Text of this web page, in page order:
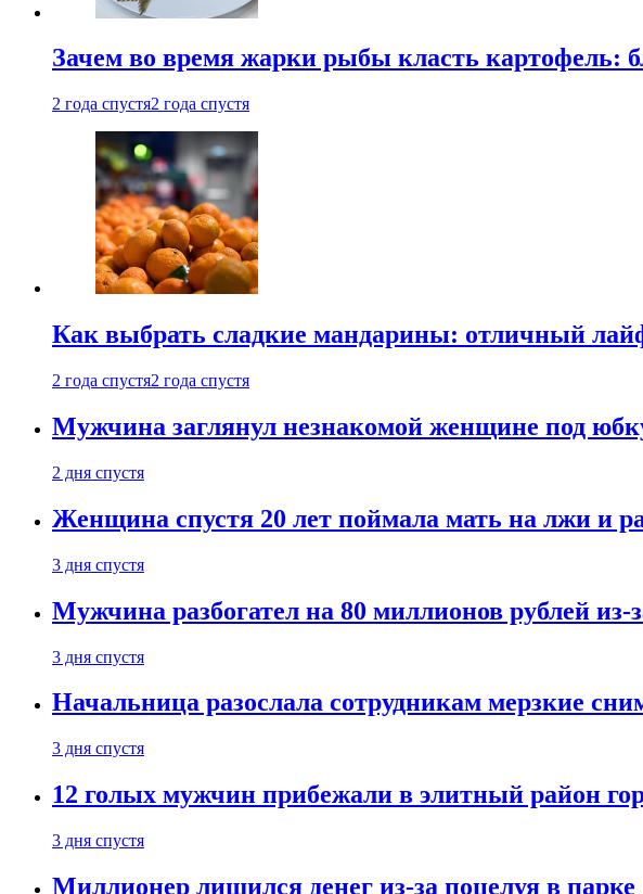
Зачем во время жарки рыбы класть картофель:
2 года спустя2 года спустя
Как выбрать сладкие мандарины: отличный
2 года спустя2 года спустя
Мужчина заглянул незнакомой женщине под
2 дня спустя
Женщина спустя 20 лет поймала мать на лжи и
3 дня спустя
Мужчина разбогател на 80 миллионов рублей
3 дня спустя
Начальница разослала сотрудникам мерзкие
3 дня спустя
12 голых мужчин прибежали в элитный район
3 дня спустя
Миллионер лишился денег из-за поцелуя в парке